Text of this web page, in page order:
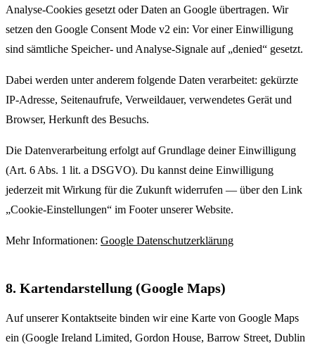
Analyse-Cookies gesetzt oder Daten an Google übertragen. Wir
setzen den Google Consent Mode v2 ein: Vor einer Einwilligung
sind sämtliche Speicher- und Analyse-Signale auf „denied“ gesetzt.
Dabei werden unter anderem folgende Daten verarbeitet: gekürzte
IP-Adresse, Seitenaufrufe, Verweildauer, verwendetes Gerät und
Browser, Herkunft des Besuchs.
Die Datenverarbeitung erfolgt auf Grundlage deiner Einwilligung
(Art. 6 Abs. 1 lit. a DSGVO). Du kannst deine Einwilligung
jederzeit mit Wirkung für die Zukunft widerrufen — über den Link
„Cookie-Einstellungen“ im Footer unserer Website.
Mehr Informationen: Google Datenschutzerklärung
8. Kartendarstellung (Google Maps)
Auf unserer Kontaktseite binden wir eine Karte von Google Maps
ein (Google Ireland Limited, Gordon House, Barrow Street, Dublin